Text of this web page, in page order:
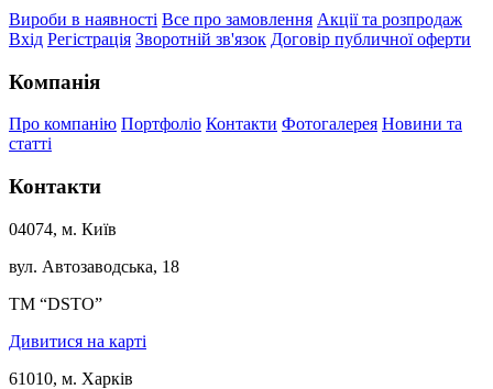
Вироби в наявності Все про замовлення Акції та розпродаж
Вхід Регістрація Зворотній зв'язок Договір публичної оферти
Компанія
Про компанію Портфоліо Контакти Фотогалерея Новини та
статті
Контакти
04074, м. Київ
вул. Автозаводська, 18
ТМ “DSTO”
Дивитися на карті
61010, м. Харків